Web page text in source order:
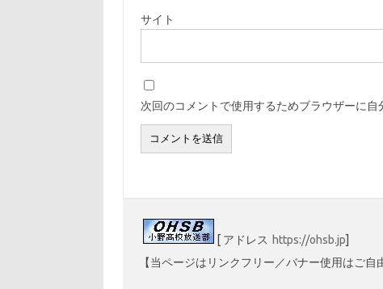
サイト
次回のコメントで使用するためブラウザーに自
[ アドレス https://ohsb.jp]
【当ページはリンクフリー／バナー使用はご